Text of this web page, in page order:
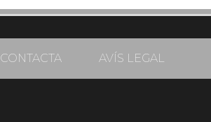
CONTACTA AVÍS LEGAL